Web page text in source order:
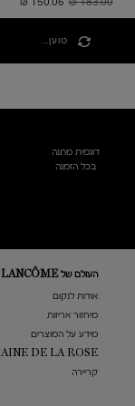
טוען...
דוגמית מתנה
בכל הזמנה
העולם של LANCÔME
אודות לנקום
מיחזור אריזות
מידע על המוצרים
DE LA ROSE
קריירה